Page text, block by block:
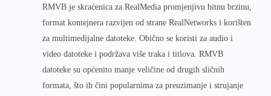
RMVB je skraćenica za RealMedia promjenjivu bitnu brzinu,
format kontejnera razvijen od strane RealNetworks i korišten
za multimedijalne datoteke. Obično se koristi za audio i
video datoteke i podržava više traka i titlova. RMVB
datoteke su općenito manje veličine od drugih sličnih
formata, što ih čini popularnima za preuzimanje i strujanje